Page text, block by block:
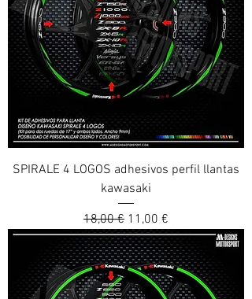
SPIRALE 4 LOGOS adhesivos perfil llantas
kawasaki
Prix original
18,00 € Prix promotionnel
11,00 €